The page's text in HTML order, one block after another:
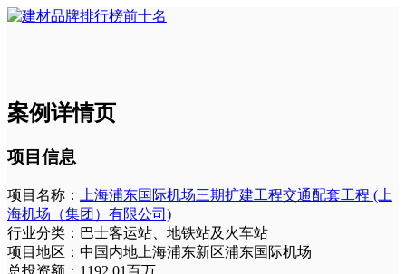
案例详情页
项目信息
项目名称：
上海浦东国际机场三期扩建工程交通配套工程 (上
海机场（集团）有限公司)
行业分类： 巴士客运站、地铁站及火车站
项目地区： 中国内地上海浦东新区浦东国际机场
总投资额： 1192.01百万